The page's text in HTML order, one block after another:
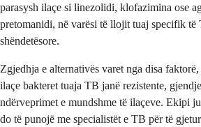
parasysh ilaçe si linezolidi, klofazimina ose
pretomanidi, në varësi të llojit tuaj specifik të
shëndetësore.
Zgjedhja e alternativës varet nga disa
ilaçe bakteret tuaja TB janë rezistente,
ndërveprimet e mundshme të ilaçeve. Ekipi
do të punojë me specialistët e TB për të